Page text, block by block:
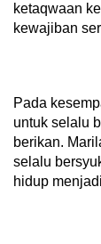
ketaqwaan
kewajiban
Pada
untuk selalu
berikan.
selalu
hidup